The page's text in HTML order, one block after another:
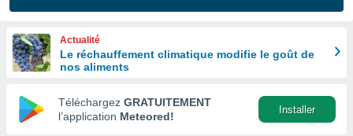
en
Actualité
Le réchauffement climatique modifie le goût de
nos aliments
Téléchargez GRATUITEMENT
l’application Meteored!
Installer